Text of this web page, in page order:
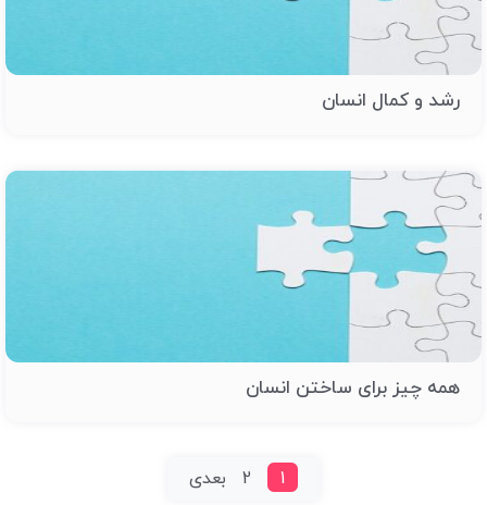
رشد و کمال انسان
همه چیز برای ساختن انسان
بعدی